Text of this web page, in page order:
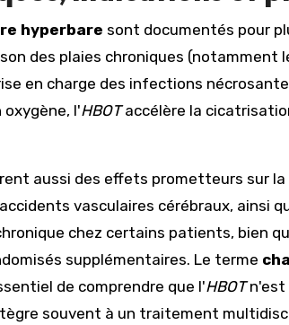
hyperbare sont documentés pour
des plaies chroniques
en charge des infections
l'HBOTaccélère la
aussi des effets prometteurs sur
vasculaires cérébraux, ainsi
chez certains patients, bien
supplémentaires. Le terme
de comprendre que l'HBOTn'est
souvent à un traitement